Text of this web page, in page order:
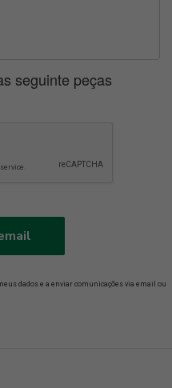
seguinte peças
dados e a enviar comunicações via email ou